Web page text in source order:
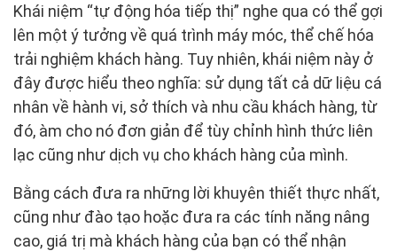
Khái niệm “tự động hóa tiếp thị” nghe qua có thể gợi
lên một ý tưởng về quá trình máy móc, thể chế hóa
trải nghiệm khách hàng. Tuy nhiên, khái niệm này ở
đây được hiểu theo nghĩa: sử dụng tất cả dữ liệu cá
nhân về hành vi, sở thích và nhu cầu khách hàng, từ
đó, àm cho nó đơn giản để tùy chỉnh hình thức liên
lạc cũng như dịch vụ cho khách hàng của mình.
Bằng cách đưa ra những lời khuyên thiết thực nhất,
cũng như đào tạo hoặc đưa ra các tính năng nâng
cao, giá trị mà khách hàng của bạn có thể nhận